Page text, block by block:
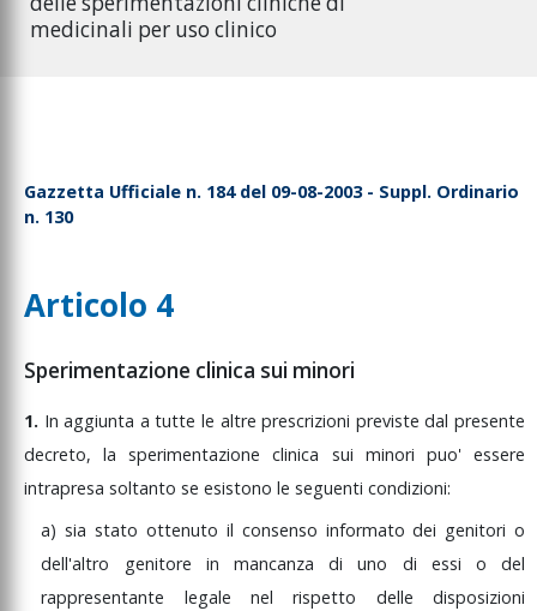
medicinali per uso clinico
Gazzetta Ufficiale n. 184 del 09-08-2003 - Suppl. Ordinario
n. 130
Articolo 4
Sperimentazione clinica sui minori
1. Inaggiunta atuttele altreprescrizioni previstedalpresente
decreto,lasperimentazioneclinica sui minori puo'essere
intrapresa soltanto se esistono le seguenti condizioni:
a)siastato ottenuto il consenso informatodei genitorio
dell'altro genitore in mancanzadiuno di essi odel
rappresentante legalenelrispetto delledisposizioni